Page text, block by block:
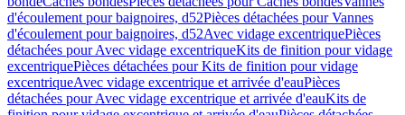
d'écoulement pour baignoires, d52Pièces détachées pour Vannes
d'écoulement pour baignoires, d52Avec vidage excentriquePièces
détachées pour Avec vidage excentriqueKits de finition pour vidage
excentriquePièces détachées pour Kits de finition pour vidage
excentriqueAvec vidage excentrique et arrivée d'eauPièces
détachées pour Avec vidage excentrique et arrivée d'eauKits de